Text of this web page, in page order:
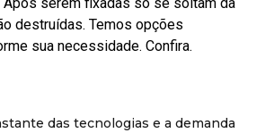
destruídas. Temos opções
sua necessidade. Confira.
das tecnologias e a demanda